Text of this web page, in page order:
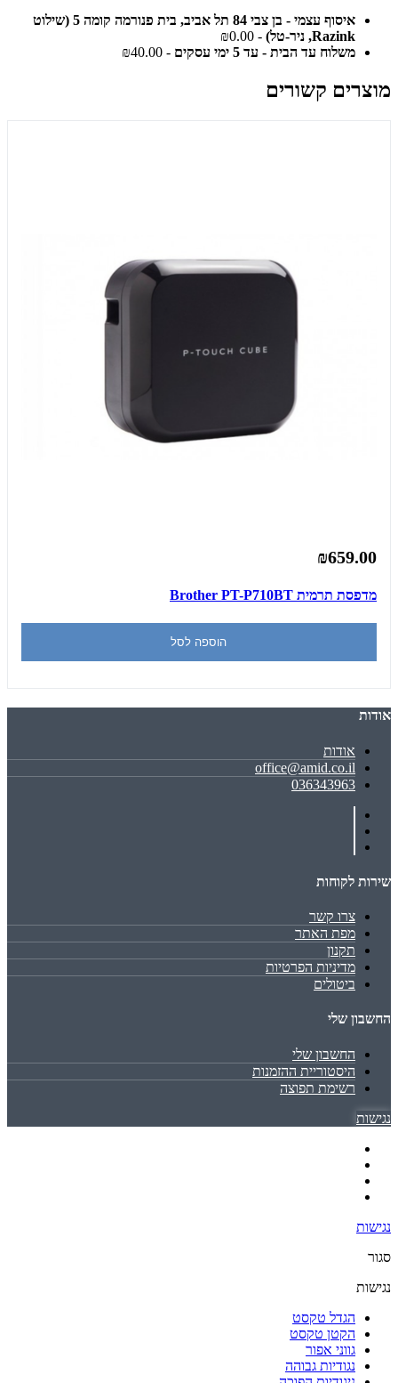
איסוף עצמי - בן צבי 84 תל אביב, בית פנורמה קומה 5 (שילוט
Razink, ניר-טל)
- ₪0.00
משלוח עד הבית - עד 5 ימי עסקים
- ₪40.00
מוצרים קשורים
₪659.00
מדפסת תרמית Brother PT-P710BT
הוספה לסל
אודות
אודות
office@amid.co.il
036343963
שירות לקוחות
צרו קשר
מפת האתר
תקנון
מדיניות הפרטיות
ביטולים
החשבון שלי
החשבון שלי
היסטוריית ההזמנות
רשימת תפוצה
נגישות
נגישות
סגור
נגישות
הגדל טקסט
הקטן טקסט
גווני אפור
נגודיות גבוהה